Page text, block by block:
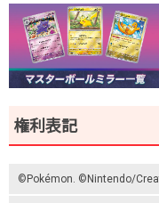
権利表記
©Pokémon. ©Nintendo/